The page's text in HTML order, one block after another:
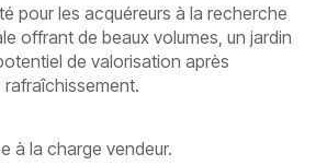
pour les acquéreurs à la recherche
offrant de beaux volumes, un jardin
de valorisation après
rafraîchissement.
à la charge vendeur.